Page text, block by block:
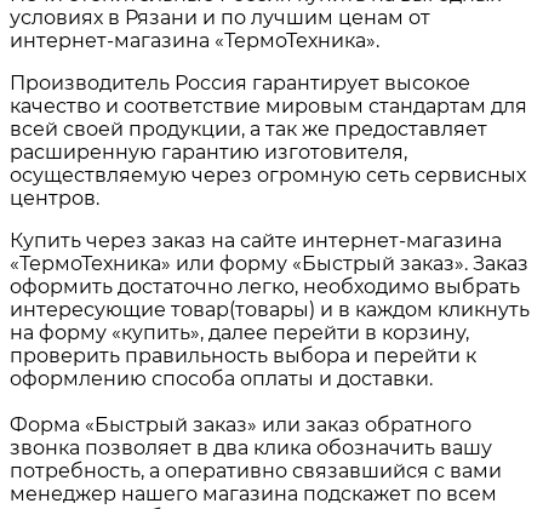
условиях в Рязани и по лучшим ценам от
интернет-магазина «ТермоТехника».
Производитель Россия гарантирует высокое
качество и соответствие мировым стандартам для
всей своей продукции, а так же предоставляет
расширенную гарантию изготовителя,
осуществляемую через огромную сеть сервисных
центров.
Купить через заказ на сайте интернет-магазина
«ТермоТехника» или форму «Быстрый заказ». Заказ
оформить достаточно легко, необходимо выбрать
интересующие товар(товары) и в каждом кликнуть
на форму «купить», далее перейти в корзину,
проверить правильность выбора и перейти к
оформлению способа оплаты и доставки.
Форма «Быстрый заказ» или заказ обратного
звонка позволяет в два клика обозначить вашу
потребность, а оперативно связавшийся с вами
менеджер нашего магазина подскажет по всем